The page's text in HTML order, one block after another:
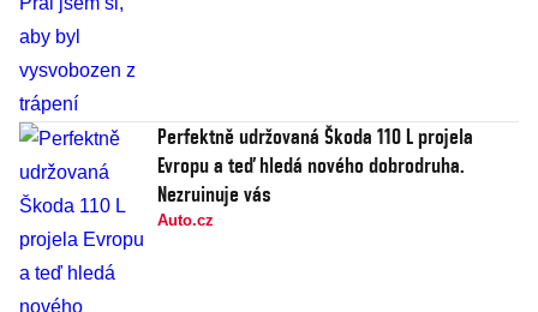
Perfektně udržovaná Škoda 110 L projela
Evropu a teď hledá nového dobrodruha.
Nezruinuje vás
Auto.cz